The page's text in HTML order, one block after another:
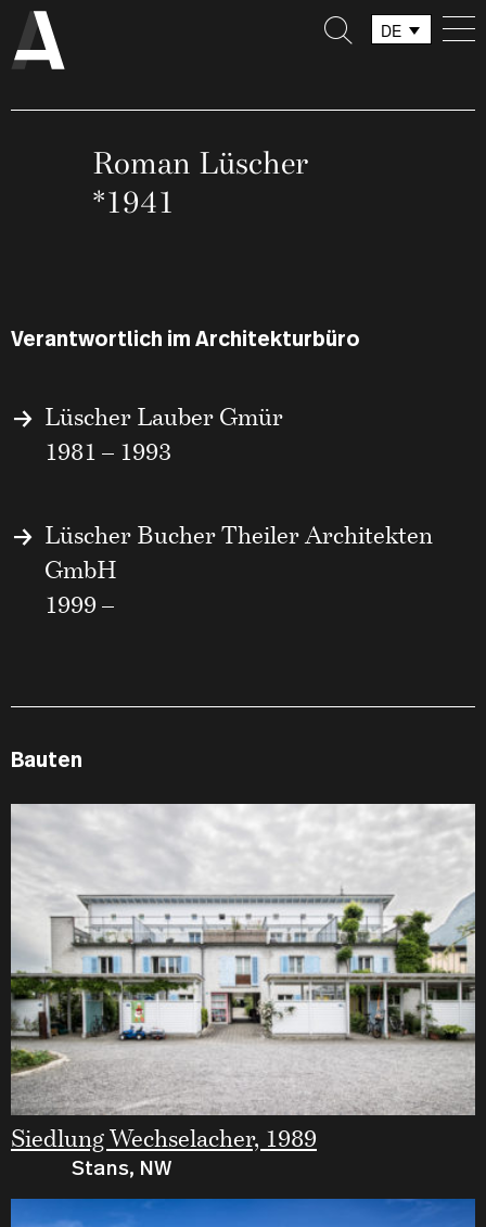
DE
Roman Lüscher
*1941
Verantwortlich im Architekturbüro
Lüscher Lauber Gmür
1981 – 1993
Lüscher Bucher Theiler Architekten
GmbH
1999 –
Bauten
Siedlung Wechselacher, 1989
Stans, NW